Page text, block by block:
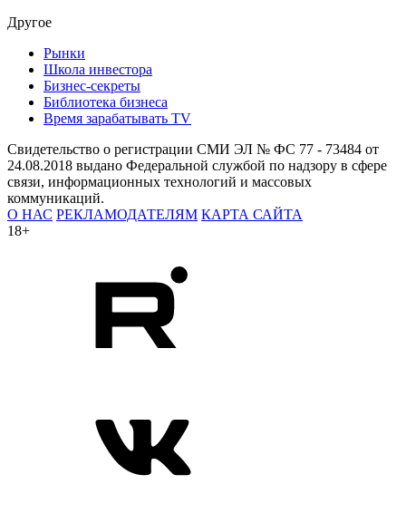
Другое
Рынки
Школа инвестора
Бизнес-секреты
Библиотека бизнеса
Время зарабатывать TV
Свидетельство о регистрации СМИ ЭЛ № ФС 77 - 73484 от
24.08.2018 выдано Федеральной службой по надзору в сфере
связи, информационных технологий и массовых
коммуникаций.
О НАС РЕКЛАМОДАТЕЛЯМ КАРТА САЙТА
18+